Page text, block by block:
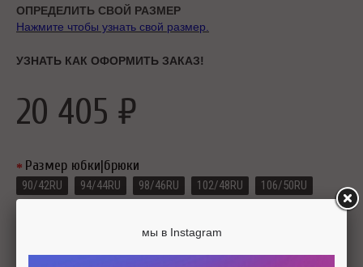
ОПРЕДЕЛИТЬ СВОЙ РАЗМЕР
Нажмите чтобы узнать свой размер.
УЗНАТЬ КАК ОФОРМИТЬ ЗАКАЗ!
20 405 ₽
Размер юбки|брюки
90/42RU 94/44RU 98/46RU 102/48RU
106/50RU
мы в Instagram